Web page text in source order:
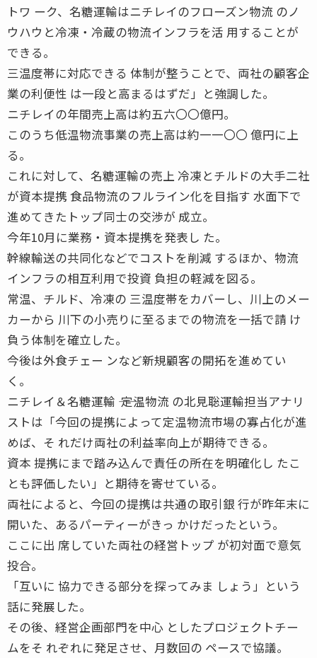
トワ ーク、名糖運輸はニチレイのフローズン物流 のノ
ウハウと冷凍・冷蔵の物流インフラを活 用することが
できる。
三温度帯に対応できる 体制が整うことで、両社の顧客企
業の利便性 は一段と高まるはずだ」と強調した。
ニチレイの年間売上高は約五六〇〇億円。
このうち低温物流事業の売上高は約一一〇〇 億円に上
る。
これに対して、名糖運輸の売上 冷凍とチルドの大手二社
が資本提携 食品物流のフルライン化を目指す 水面下で
進めてきたトップ同士の交渉が 成立。
今年10月に業務・資本提携を発表し た。
幹線輸送の共同化などでコストを削減 するほか、物流
インフラの相互利用で投資 負担の軽減を図る。
常温、チルド、冷凍の 三温度帯をカバーし、川上のメー
カーから 川下の小売りに至るまでの物流を一括で請 け
負う体制を確立した。
今後は外食チェー ンなど新規顧客の開拓を進めてい
く。
ニチレイ＆名糖運輸 ―― 定温物流 の北見聡運輸担当アナリ
ストは「今回の提携によって定温物流市場の寡占化が進
めば、そ れだけ両社の利益率向上が期待できる。
資本 提携にまで踏み込んで責任の所在を明確化し たこ
とも評価したい」と期待を寄せている。
両社によると、今回の提携は共通の取引銀 行が昨年末に
開いた、あるパーティーがきっ かけだったという。
ここに出 席していた両社の経営トップ が初対面で意気
投合。
「互いに 協力できる部分を探ってみま しょう」という
話に発展した。
その後、経営企画部門を中心 としたプロジェクトチー
ムをそ れぞれに発足させ、月数回の ペースで協議。